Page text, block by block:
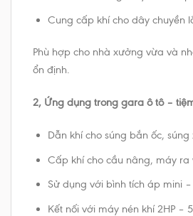
Cung cấp khí cho dây chuyền
Phù hợp cho nhà xưởng vừa và
ổn định.
2, Ứng dụng trong gara ô tô –
Dẫn khí cho súng bắn ốc, súng
Cấp khí cho cầu nâng, máy ra
Sử dụng với bình tích áp mini
Kết nối với máy nén khí 2HP –